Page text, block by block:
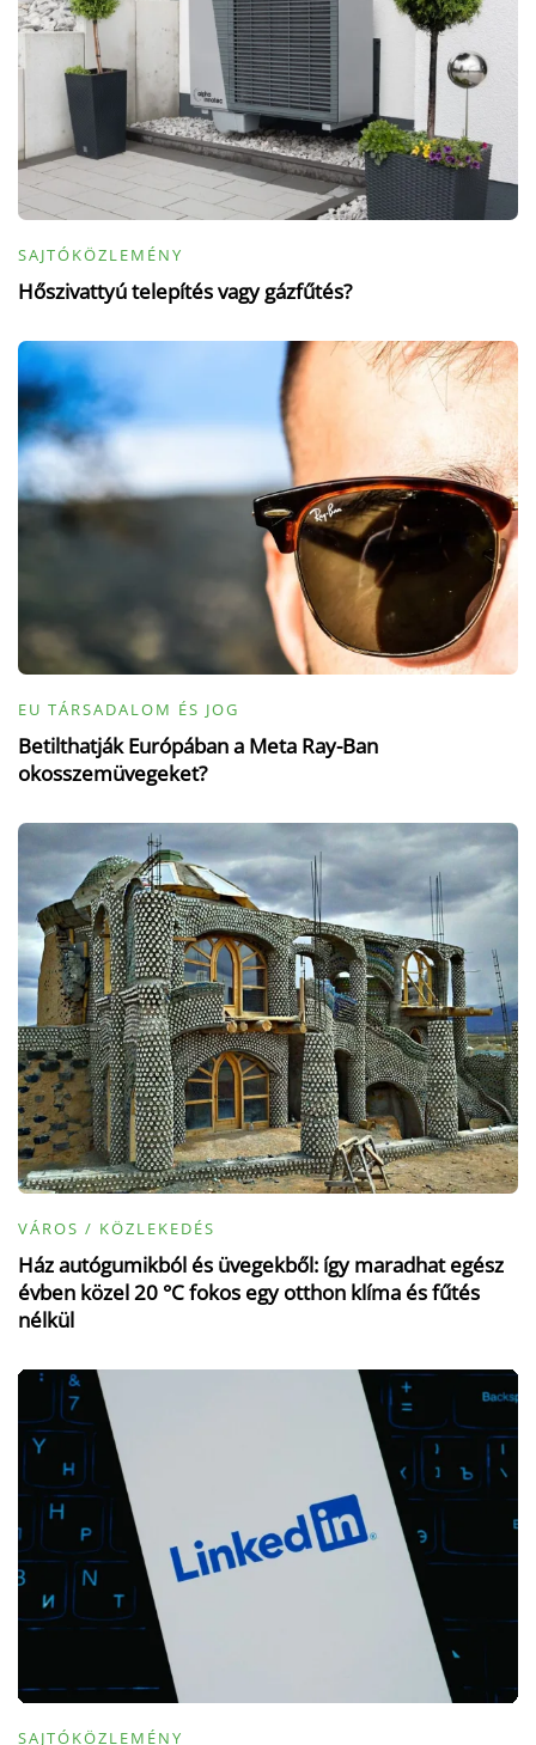
SAJTÓKÖZLEMÉNY
Hőszivattyú telepítés vagy gázfűtés?
EU TÁRSADALOM ÉS JOG
Betilthatják Európában a Meta Ray-Ban
okosszemüvegeket?
VÁROS / KÖZLEKEDÉS
Ház autógumikból és üvegekből: így maradhat egész
évben közel 20 °C fokos egy otthon klíma és fűtés
nélkül
SAJTÓKÖZLEMÉNY